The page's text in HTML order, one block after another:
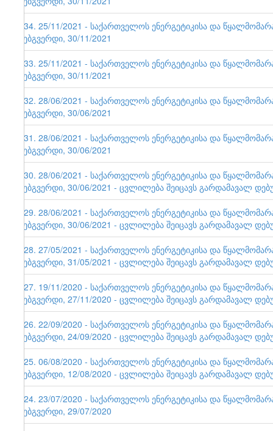
134. 25/11/2021 - საქართველოს ენერგეტიკისა და
ვებგვერდი, 30/11/2021
133. 25/11/2021 - საქართველოს ენერგეტიკისა და
ვებგვერდი, 30/11/2021
132. 28/06/2021 - საქართველოს ენერგეტიკისა და
ვებგვერდი, 30/06/2021
131. 28/06/2021 - საქართველოს ენერგეტიკისა და
ვებგვერდი, 30/06/2021
130. 28/06/2021 - საქართველოს ენერგეტიკისა და
ვებგვერდი, 30/06/2021 - ცვლილება შეიცავს გარდამავალ
129. 28/06/2021 - საქართველოს ენერგეტიკისა და
ვებგვერდი, 30/06/2021 - ცვლილება შეიცავს გარდამავალ
128. 27/05/2021 - საქართველოს ენერგეტიკისა და
ვებგვერდი, 31/05/2021 - ცვლილება შეიცავს გარდამავალ
127. 19/11/2020 - საქართველოს ენერგეტიკისა და
ვებგვერდი, 27/11/2020 - ცვლილება შეიცავს გარდამავალ
126. 22/09/2020 - საქართველოს ენერგეტიკისა და
ვებგვერდი, 24/09/2020 - ცვლილება შეიცავს გარდამავალ
125. 06/08/2020 - საქართველოს ენერგეტიკისა და
ვებგვერდი, 12/08/2020 - ცვლილება შეიცავს გარდამავალ
124. 23/07/2020 - საქართველოს ენერგეტიკისა და
ვებგვერდი, 29/07/2020